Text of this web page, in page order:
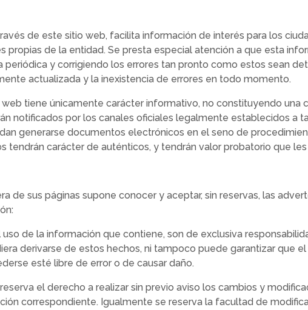
de este sitio web, facilita información de interés para los
propias de la entidad. Se presta especial atención a que esta
y corrigiendo los errores tan pronto como estos sean
actualizada y la inexistencia de errores en todo momento.
tiene únicamente carácter informativo, no constituyendo una
notificados por los canales oficiales legalmente establecidos a
generarse documentos electrónicos en el seno de
tendrán carácter de auténticos, y tendrán valor probatorio que
de sus páginas supone conocer y aceptar, sin reservas, las
de la información que contiene, son de exclusiva
derivarse de estos hechos, ni tampoco puede garantizar que
esté libre de error o de causar daño.
el derecho a realizar sin previo aviso los cambios y
correspondiente. Igualmente se reserva la facultad de